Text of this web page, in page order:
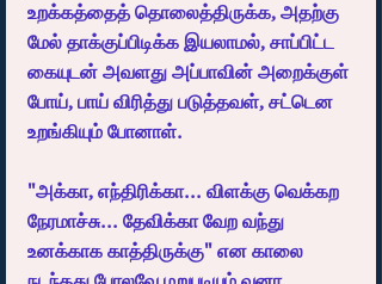
உறக்கத்தைத் தொலைத்திருக்க, அதற்கு
மேல் தாக்குப்பிடிக்க இயலாமல், சாப்பிட்ட
கையுடன் அவளது அப்பாவின் அறைக்குள்
போய், பாய் விரித்து படுத்தவள், சட்டென
உறங்கியும் போனாள்.
"அக்கா, எந்திரிக்கா... விளக்கு வெக்கற
நேரமாச்சு... தேவிக்கா வேற வந்து
உனக்காக காத்திருக்கு" என காலை